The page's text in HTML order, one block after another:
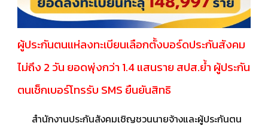
ผู้ประกันตนแห่ลงทะเบียนเลือกตั้งบอร์ดประกันสังคม
ไม่ถึง 2 วัน ยอดพุ่งกว่า 1.4 แสนราย สปส.ย้ำ ผู้ประกัน
ตนเช็กเบอร์โทรรับ SMS ยืนยันสิทธิ
สำนักงานประกันสังคมเชิญชวนนายจ้างและผู้ประกันตน